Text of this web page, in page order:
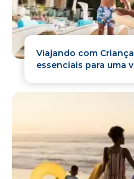
Viajando com
essenciais para uma